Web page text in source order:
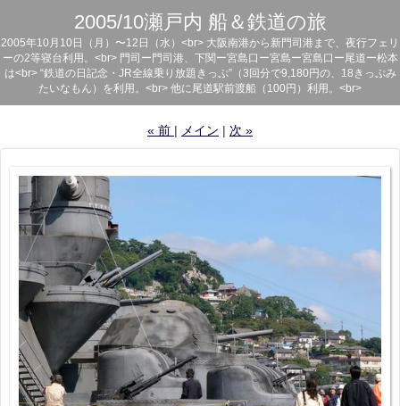
2005/10瀬戸内 船＆鉄道の旅
2005年10月10日（月）〜12日（水）<br> 大阪南港から新門司港まで、夜行フェリ
ーの2等寝台利用。<br> 門司ー門司港、下関ー宮島口ー宮島ー宮島口ー尾道ー松本
は<br> “鉄道の日記念・JR全線乗り放題きっぷ”（3回分で9,180円の、18きっぷみ
たいなもん）を利用。<br> 他に尾道駅前渡船（100円）利用。<br>
« 前 メイン 次 »